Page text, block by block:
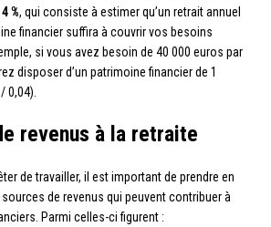
%, qui consiste à estimer qu’un retrait annuel
financier suffira à couvrir vos besoins
si vous avez besoin de 40 000 euros par
disposer d’un patrimoine financier de 1
0,04).
revenus à la retraite
de travailler, il est important de prendre en
de revenus qui peuvent contribuer à
Parmi celles-ci figurent :